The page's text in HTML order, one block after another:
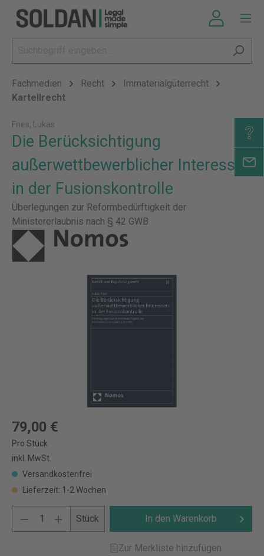
Fachmedien Recht
Immaterialgüterrecht
Kartellrecht
Fries, Lukas
Die Berücksichtigung
außerwettbewerblicher Interessen
in der Fusionskontrolle
Überlegungen zur Reformbedürftigkeit der
Ministererlaubnis nach § 42 GWB
79,00 €
Pro Stück
inkl. MwSt.
Versandkostenfrei
Lieferzeit: 1-2 Wochen
Stück In den Warenkorb
Zur Merkliste hinzufügen